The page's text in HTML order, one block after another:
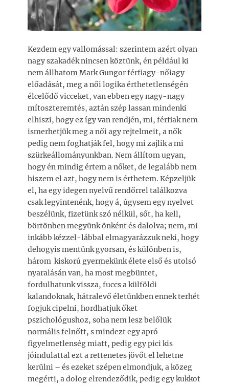
Kezdem egy vallomással: szerintem azért olyan
nagy szakadék nincsen köztünk, én például ki
nem állhatom Mark Gungor férfiagy-nőiagy
előadását, meg a női logika érthetetlenségén
élcelődő vicceket, van ebben egy nagy-nagy
mítoszteremtés, aztán szép lassan mindenki
elhiszi, hogy ez így van rendjén, mi, férfiak nem
ismerhetjük meg a női agy rejtelmeit, a nők
pedig nem foghatják fel, hogy mi zajlik a mi
szürkeállományunkban. Nem állítom ugyan,
hogy én mindig értem a nőket, de legalább nem
hiszem el azt, hogy nem is érthetem. Képzeljük
el, ha egy idegen nyelvű rendőrrel találkozva
csak legyintenénk, hogy á, úgysem egy nyelvet
beszélünk, fizetünk szó nélkül, sőt, ha kell,
börtönben megyünk önként és dalolva; nem, mi
inkább kézzel-lábbal elmagyarázzuk neki, hogy
dehogyis mentünk gyorsan, és különben is,
három kiskorú gyermekünk élete első és utolsó
nyaralásán van, ha most megbüntet,
fordulhatunk vissza, fuccs a külföldi
kalandoknak, hátralevő életünkben ennek terhét
fogjuk cipelni, hordhatjuk őket
pszichológushoz, soha nem lesz belőlük
normális felnőtt, s mindezt egy apró
figyelmetlenség miatt, pedig egy pici kis
jóindulattal ezt a rettenetes jövőt el lehetne
kerülni – és ezeket szépen elmondjuk, a közeg
megérti, a dolog elrendeződik, pedig egy kukkot